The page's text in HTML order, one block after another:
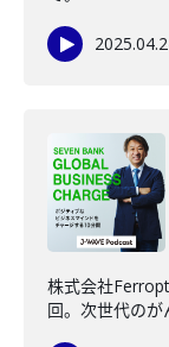
株式会社
回。次世代のが